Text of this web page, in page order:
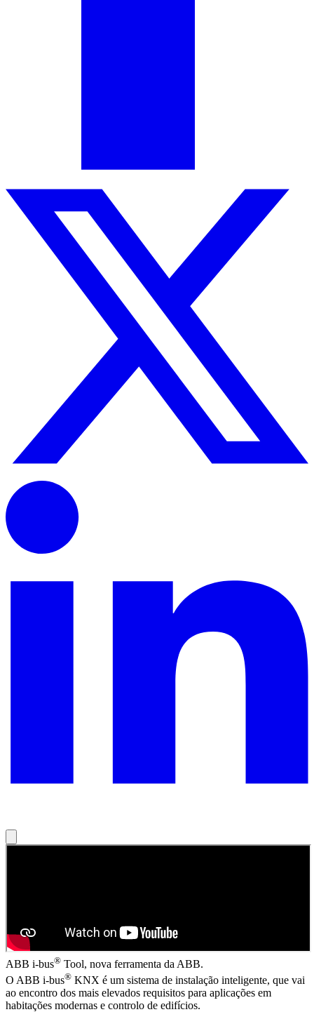
ABB i-bus® Tool, nova ferramenta da ABB.
O ABB i-bus® KNX é um sistema de instalação inteligente, que vai
ao encontro dos mais elevados requisitos para aplicações em
habitações modernas e controlo de edifícios.